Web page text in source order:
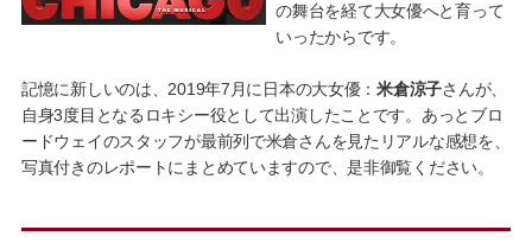
の舞台を経て大女優へと育って
いったからです。
記憶に新しいのは、2019年7月に日本の大女優：米倉涼子さんが、
自身3度目となるロキシー役として出演したことです。あっとブロ
ードウェイのスタッフが最前列で米倉さんを見たリアルな感想を、
写真付きのレポートにまとめていますので、是非御覧ください。